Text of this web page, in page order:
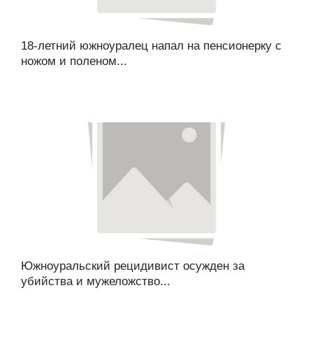
18-летний южноуралец напал на пенсионерку с
ножом и поленом...
Южноуральский рецидивист осужден за
убийства и мужеложство...